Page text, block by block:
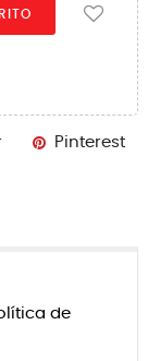
Pinterest
de